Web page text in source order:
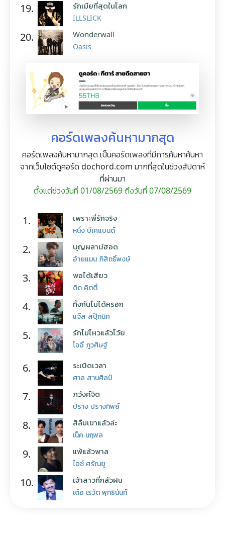
19. รักเมียที่สุดในโลก
ILLSLICK
20. Wonderwall
Oasis
คอร์ดเพลงค้นหามากสุด
คอร์ดเพลงค้นหามากสุด เป็นคอร์ดเพลงที่มีการค้นหาค้นหา
จากเว็บไซต์ดูคอร์ด dochord.com มากที่สุดในช่วงสัปดาห์
ที่ผ่านมา
ตั้งแต่ช่วงวันที่ 01/08/2569 ถึงวันที่ 07/08/2569
1. เพราะพี่รักจริง
หนึ่ง บีเคแบนด์
2. บุญผลาบ่ฮอด
อ้ายแมน ภิสิทธิ์พงษ์
3. พอได้เสียว
ดิด คิตตี้
4. ทิ้งกันไม่ได้หรอก
แจ๊ส สปุ๊กนิค
5. รักไม่ไหวแล้วโว้ย
โจอี้ ภูวศิษฐ์
6. ระเบิดเวลา
ศาล สานศิลป์
7. ภวังค์จิต
ปราง ปรางทิพย์
8. สิลืมเขาแล้วล่ะ
เน็ค นฤพล
9. แพ้แล้วพาล
ไอซ์ ศรัณยู
10. เจ้าสาวที่กลัวฝน
เต๋อ เรวัต พุทธินันท์